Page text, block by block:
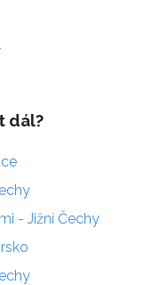
dál?
- Jižní Čechy